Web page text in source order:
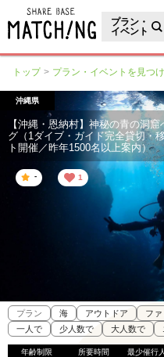
プラン・
イベント
トップ プラン・イベントを見つ
沖縄県
【沖縄・恩納村】神秘の青の洞
グ（1ダイブ・ガイド完全貸切・
ト開催／昨年1500名以上案内）
- 1
プラン 海 アウトドア フ
一人で
少人数で 大人数で
年齢制限 所要時間 最少催行